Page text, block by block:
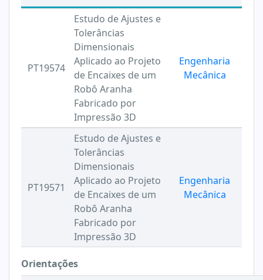
PT19574
Estudo de Ajustes e
Tolerâncias
Dimensionais
Aplicado ao Projeto
de Encaixes de um
Robô Aranha
Fabricado por
Impressão 3D
Engenharia
Mecânica
PT19571
Estudo de Ajustes e
Tolerâncias
Dimensionais
Aplicado ao Projeto
de Encaixes de um
Robô Aranha
Fabricado por
Impressão 3D
Engenharia
Mecânica
Orientações